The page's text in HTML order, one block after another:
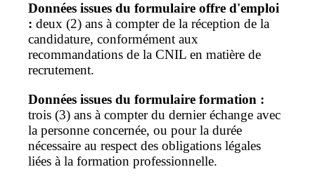
Données issues du formulaire offre d'emploi
: deux (2) ans à compter de la réception de la
candidature, conformément aux
recommandations de la CNIL en matière de
recrutement.
Données issues du formulaire formation :
trois (3) ans à compter du dernier échange avec
la personne concernée, ou pour la durée
nécessaire au respect des obligations légales
liées à la formation professionnelle.